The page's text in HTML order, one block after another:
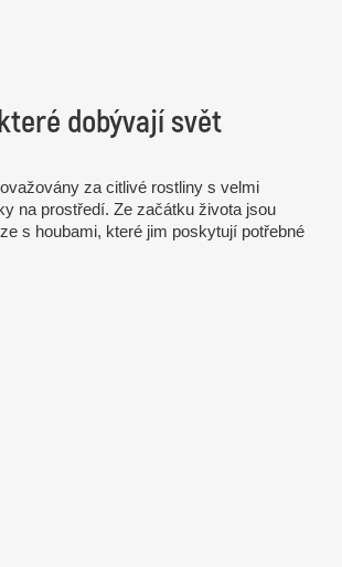
dobývají svět
za citlivé rostliny s velmi
na prostředí. Ze začátku života jsou
s houbami, které jim poskytují potřebné